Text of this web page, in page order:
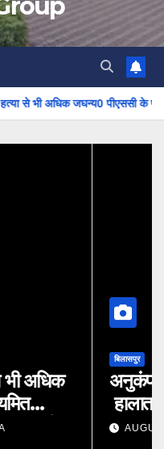
जघन्य0 पीएससी के पूर्व सचिव की
की मौत के समय असल
चाहिए-हाईकोर्ट
SHARMA